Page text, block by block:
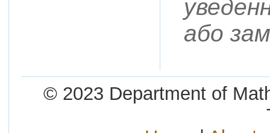
або
© 2023 Department of